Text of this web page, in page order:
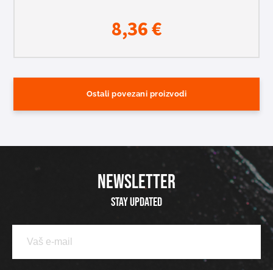
8,36€
Ostali povezani proizvodi
NEWSLETTER
Stay updated